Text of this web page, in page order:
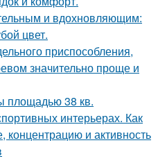
и вдохновляющим:
цвет.
приспособления,
значительно проще и
площадью 38 кв.
интерьерах. Как
концентрацию и активность